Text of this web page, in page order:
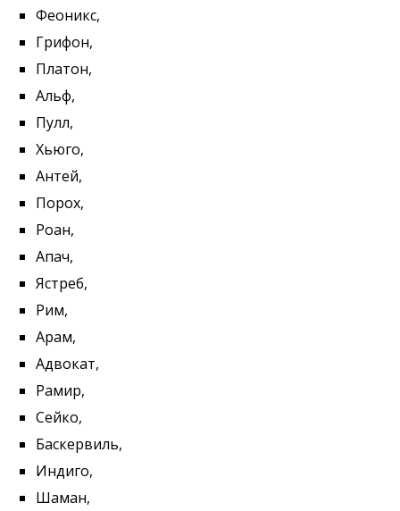
Феоникс,
Грифон,
Платон,
Альф,
Пулл,
Хьюго,
Антей,
Порох,
Роан,
Апач,
Ястреб,
Рим,
Арам,
Адвокат,
Рамир,
Сейко,
Баскервиль,
Индиго,
Шаман,